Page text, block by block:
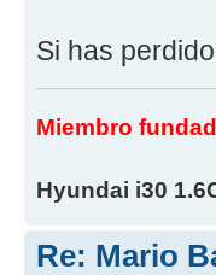
Si has
Miembro
Hyundai i30
Re: Mario